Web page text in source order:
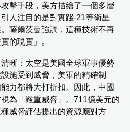
擊手段，美方描繪了一個多層
人注目的是對實踐-21等衛星
。薩爾茨曼強調，這種技術不再
的現實」。
晰：太空是美國全球軍事優勢
施受到威脅，美軍的精確制
力都將大打折扣。因此，中國
為「嚴重威脅」。711億美元的
威脅評估提出的資源應對方